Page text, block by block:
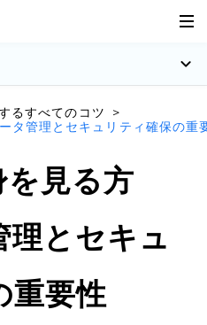
るすべてのコツ
>
タ管理とセキュリティ確保の重
を見る方
理とセキュ
重要性